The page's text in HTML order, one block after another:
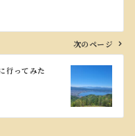
次のページ
行ってみた